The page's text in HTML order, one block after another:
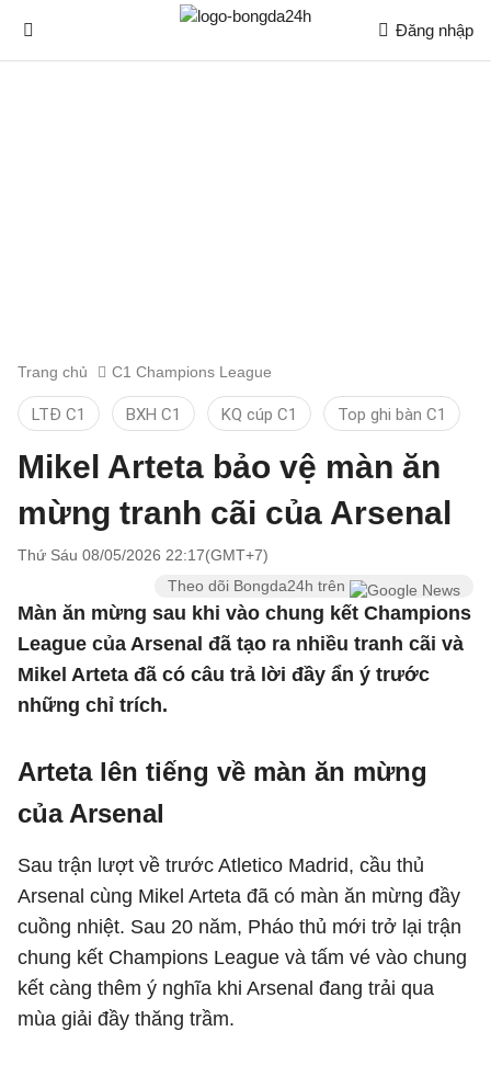
Đăng nhập
Trang chủ C1 Champions League
LTĐ C1 BXH C1 KQ cúp C1 Top ghi bàn C1
Mikel Arteta bảo vệ màn ăn
mừng tranh cãi của Arsenal
Thứ Sáu 08/05/2026 22:17(GMT+7)
Theo dõi Bongda24h trên
Màn ăn mừng sau khi vào chung kết Champions
League của Arsenal đã tạo ra nhiều tranh cãi và
Mikel Arteta đã có câu trả lời đầy ẩn ý trước
những chỉ trích.
Arteta lên tiếng về màn ăn mừng
của Arsenal
Sau trận lượt về trước Atletico Madrid, cầu thủ
Arsenal cùng Mikel Arteta đã có màn ăn mừng đầy
cuồng nhiệt. Sau 20 năm, Pháo thủ mới trở lại trận
chung kết Champions League và tấm vé vào chung
kết càng thêm ý nghĩa khi Arsenal đang trải qua
mùa giải đầy thăng trầm.